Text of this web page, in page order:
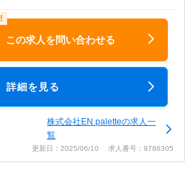
この求人を問い合わせる
詳細を見る
株式会社EN.paletteの求人一
覧
更新日：2025/06/10 求人番号：9786305